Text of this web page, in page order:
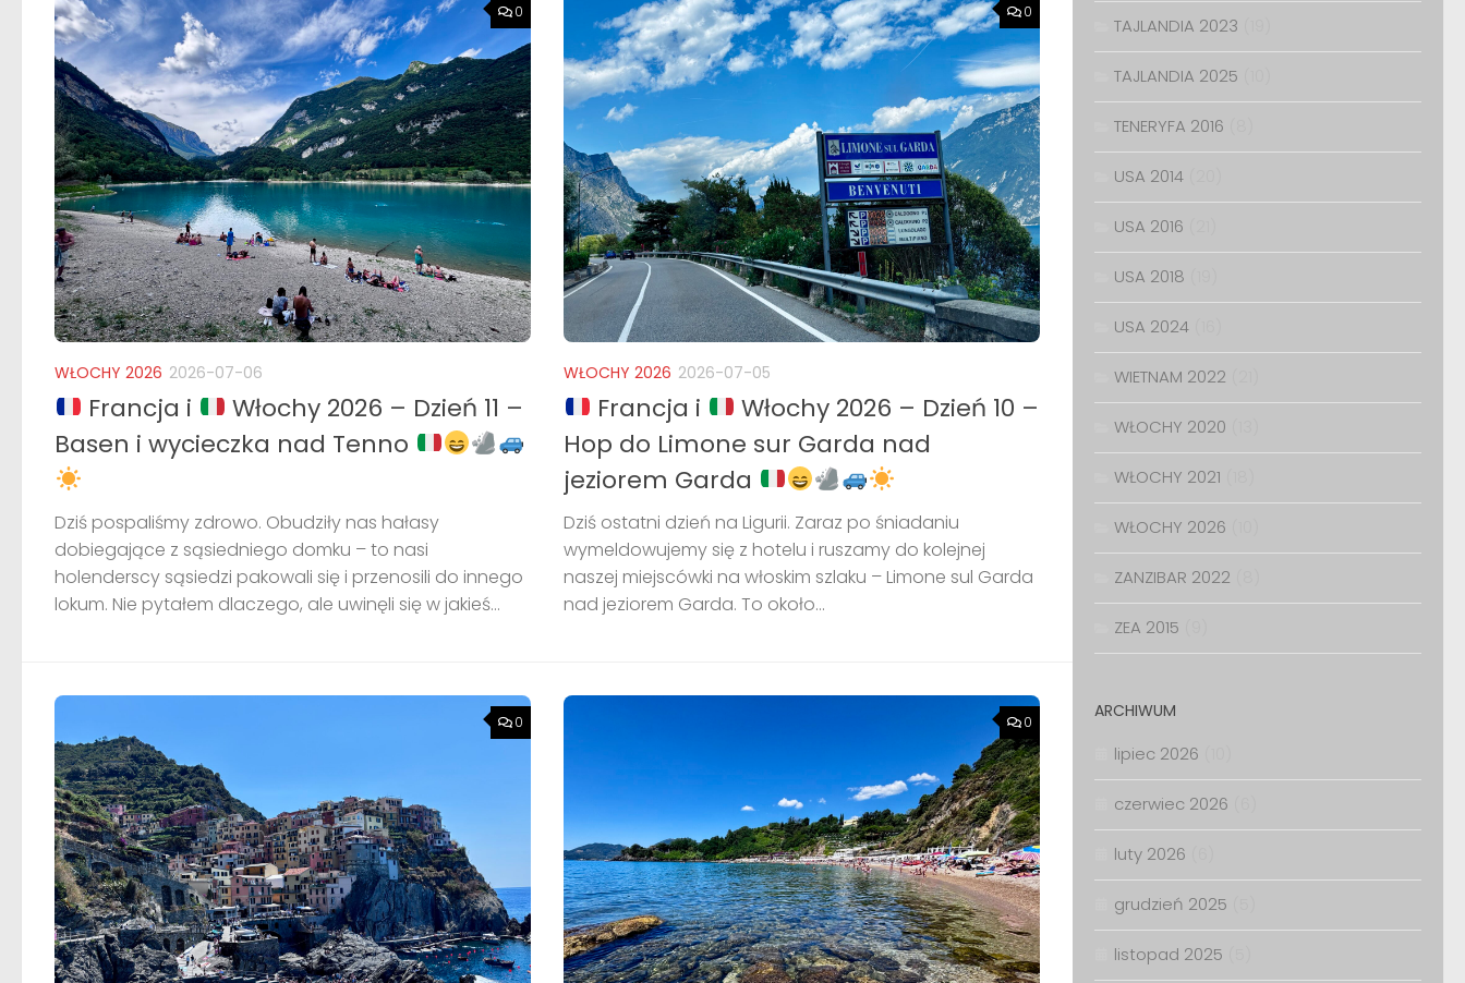
0
WŁOCHY 2026 2026-07-06
Francja i
Włochy 2026 – Dzień 11 –
Basen i wycieczka nad Tenno
Dziś pospaliśmy zdrowo. Obudziły nas hałasy
dobiegające z sąsiedniego domku – to nasi
holenderscy sąsiedzi pakowali się i przenosili do innego
lokum. Nie pytałem dlaczego, ale uwinęli się w jakieś...
0
WŁOCHY 2026 2026-07-05
Francja i
Włochy 2026 – Dzień 10 –
Hop do Limone sur Garda nad
jeziorem Garda
Dziś ostatni dzień na Ligurii. Zaraz po śniadaniu
wymeldowujemy się z hotelu i ruszamy do kolejnej
naszej miejscówki na włoskim szlaku – Limone sul Garda
nad jeziorem Garda. To około...
0 0
TAJLANDIA 2023
TAJLANDIA 2025
TENERYFA 2016
USA 2014
USA 2016
USA 2018
USA 2024
WIETNAM 2022
WŁOCHY 2020
WŁOCHY 2021
WŁOCHY 2026
ZANZIBAR 2022
ZEA 2015
ARCHIWUM
lipiec 2026
czerwiec 2026
luty 2026
grudzień 2025
listopad 2025